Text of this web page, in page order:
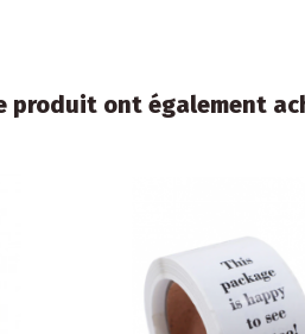
produit ont également